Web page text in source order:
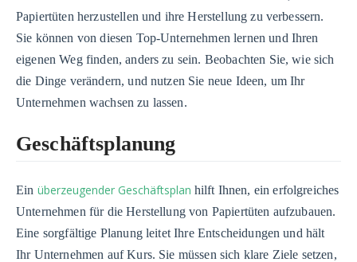
Papiertüten herzustellen und ihre Herstellung zu verbessern.
Sie können von diesen Top-Unternehmen lernen und Ihren
eigenen Weg finden, anders zu sein. Beobachten Sie, wie sich
die Dinge verändern, und nutzen Sie neue Ideen, um Ihr
Unternehmen wachsen zu lassen.
Geschäftsplanung
Ein überzeugender Geschäftsplan hilft Ihnen, ein erfolgreiches
Unternehmen für die Herstellung von Papiertüten aufzubauen.
Eine sorgfältige Planung leitet Ihre Entscheidungen und hält
Ihr Unternehmen auf Kurs. Sie müssen sich klare Ziele setzen,